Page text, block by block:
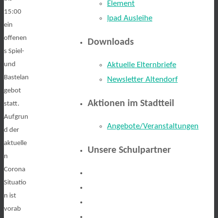
15:00
ein
offenen
s Spiel-
und
Bastelan
gebot
statt.
Aufgrun
d der
aktuelle
n
Corona
Situatio
n ist
vorab
Element
Ipad Ausleihe
Downloads
Aktuelle Elternbriefe
Newsletter Altendorf
Aktionen im Stadtteil
Angebote/Veranstaltungen
Unsere Schulpartner